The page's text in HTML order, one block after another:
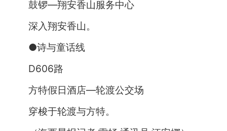
鼓锣—翔安香山服务中心
深入翔安香山。
●诗与童话线
D606路
方特假日酒店—轮渡公交场
穿梭于轮渡与方特。